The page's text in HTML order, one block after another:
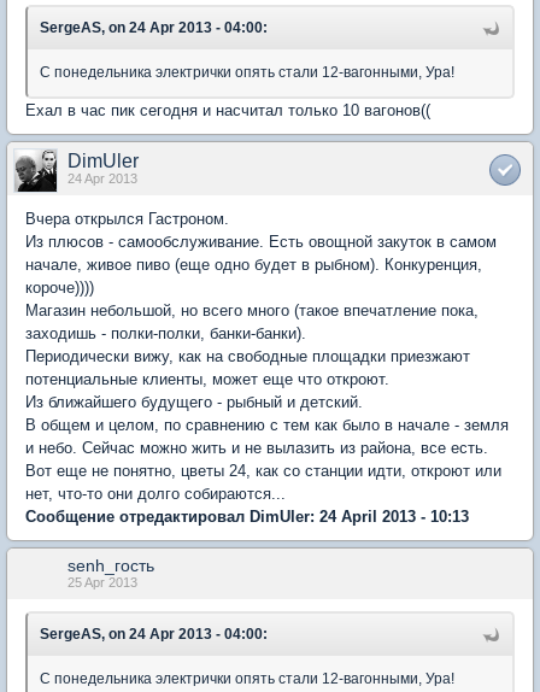
SergeAS, on 24 Apr 2013 - 04:00:
С понедельника электрички опять стали 12-вагонными, Ура!
Ехал в час пик сегодня и насчитал только 10 вагонов((
DimUler
24 Apr 2013
Вчера открылся Гастроном.
Из плюсов - самообслуживание. Есть овощной закуток в самом
начале, живое пиво (еще одно будет в рыбном). Конкуренция,
короче))))
Магазин небольшой, но всего много (такое впечатление пока,
заходишь - полки-полки, банки-банки).
Периодически вижу, как на свободные площадки приезжают
потенциальные клиенты, может еще что откроют.
Из ближайшего будущего - рыбный и детский.
В общем и целом, по сравнению с тем как было в начале - земля
и небо. Сейчас можно жить и не вылазить из района, все есть.
Вот еще не понятно, цветы 24, как со станции идти, откроют или
нет, что-то они долго собираются...
Сообщение отредактировал DimUler: 24 April 2013 - 10:13
senh_гость
25 Apr 2013
SergeAS, on 24 Apr 2013 - 04:00:
С понедельника электрички опять стали 12-вагонными, Ура!